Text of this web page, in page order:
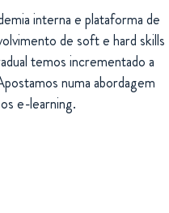
interna e plataforma de
de soft e hard skills
temos incrementado a
numa abordagem
e-learning.